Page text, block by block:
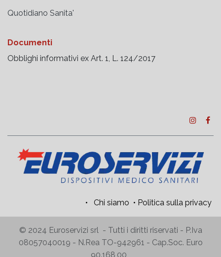
Quotidiano Sanita'
Documenti
Obblighi informativi ex Art. 1, L. 124/2017
• Chi siamo • Politica sulla privacy
© 2024 Euroservizi srl - Tutti i diritti riservati - P.Iva
08057040019 - N.Rea TO-942961 - Cap.Soc. Euro
90.168,00